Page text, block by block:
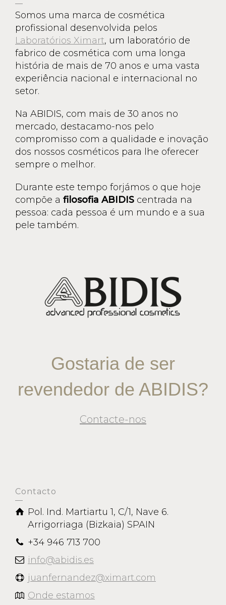
Somos uma marca de cosmética
profissional desenvolvida pelos
Laboratórios Ximart, um laboratório de
fabrico de cosmética com uma longa
história de mais de 70 anos e uma vasta
experiência nacional e internacional no
setor.
Na ABIDIS, com mais de 30 anos no
mercado, destacamo-nos pelo
compromisso com a qualidade e inovação
dos nossos cosméticos para lhe oferecer
sempre o melhor.
Durante este tempo forjámos o que hoje
compõe a filosofia ABIDIS centrada na
pessoa: cada pessoa é um mundo e a sua
pele também.
Gostaria de ser
revendedor de ABIDIS?
Contacte-nos
Contacto
Pol. Ind. Martiartu 1, C/1, Nave 6.
Arrigorriaga (Bizkaia) SPAIN
+34 946 713 700
info@abidis.es
juanfernandez@ximart.com
Onde estamos